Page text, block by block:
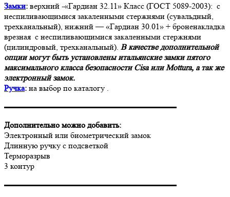
Замки: верхний -«Гардиан 32.11» Класс (ГОСТ 5089-2003): с
неспиливающимися закаленными стержнями (сувальдный,
трехканальный), нижний — «Гардиан 30.01» + броненакладка
врезная с неспиливающимися закаленными стержнями
(цилиндровый, трехканальный). В качестве дополнительной
опции могут быть установлены итальянские замки пятого
максимального класса безопасности Cisa или Mottura, а так же
электронный замок.
Ручка: на выбор по каталогу .
▬▬▬▬▬▬▬▬▬▬▬▬▬▬▬▬▬▬▬▬▬
Дополнительно можно добавить:
Электронный или биометрический замок
Длинную ручку с подсветкой
Терморазрыв
3 контур
▬▬▬▬▬▬▬▬▬▬▬▬▬▬▬▬▬▬▬▬▬